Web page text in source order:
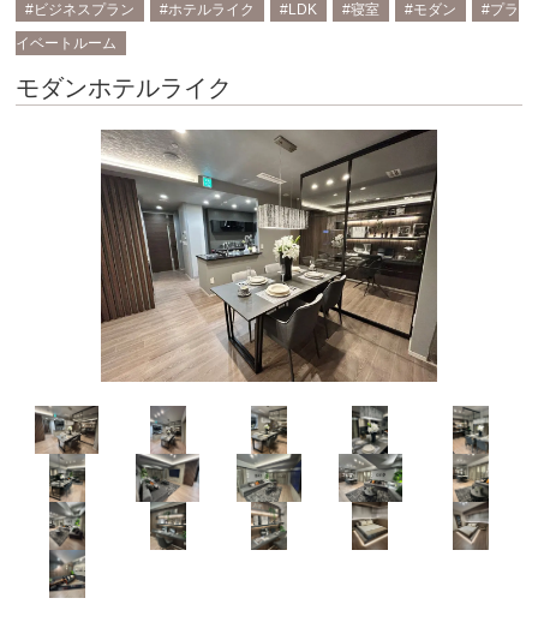
ビジネスプラン ホテルライク LDK 寝室 モダン
プラ
イベートルーム
モダンホテルライク